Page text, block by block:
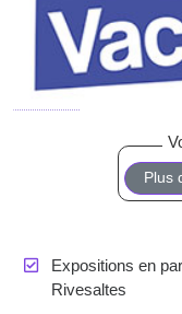
Plus
Expositions en
Rivesaltes